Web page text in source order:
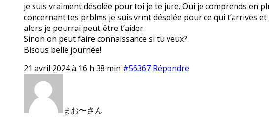
je suis vraiment désolée pour toi je te jure. Oui je comprends en
concernant tes prblms je suis vrmt désolée pour ce qui t’arrives
alors je pourrai peut-être t’aider.
Sinon on peut faire connaissance si tu veux?
Bisous belle journée!
21 avril 2024 à 16 h 38 min #56367 Répondre
まお〜さん